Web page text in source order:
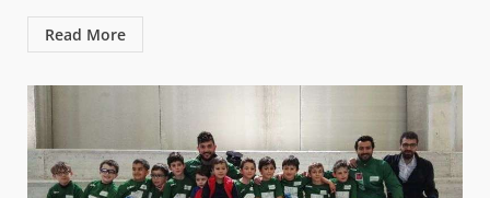
Read More